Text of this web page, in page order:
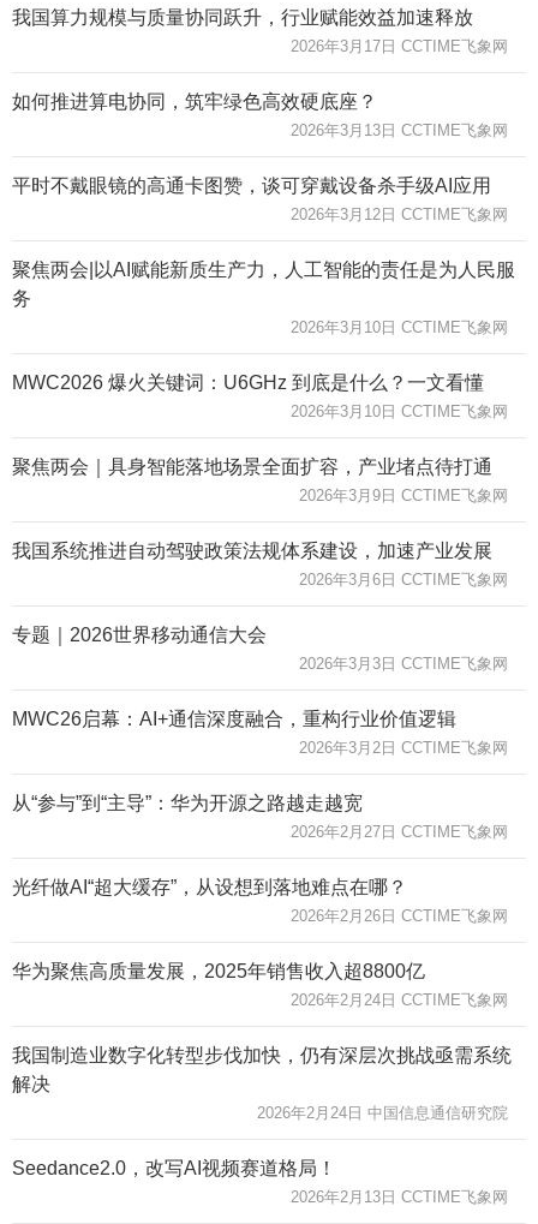
我国算力规模与质量协同跃升，行业赋能效益加速释放
2026年3月17日 CCTIME飞象网
如何推进算电协同，筑牢绿色高效硬底座？
2026年3月13日 CCTIME飞象网
平时不戴眼镜的高通卡图赞，谈可穿戴设备杀手级AI应用
2026年3月12日 CCTIME飞象网
聚焦两会|以AI赋能新质生产力，人工智能的责任是为人民服
务
2026年3月10日 CCTIME飞象网
MWC2026 爆火关键词：U6GHz 到底是什么？一文看懂
2026年3月10日 CCTIME飞象网
聚焦两会｜具身智能落地场景全面扩容，产业堵点待打通
2026年3月9日 CCTIME飞象网
我国系统推进自动驾驶政策法规体系建设，加速产业发展
2026年3月6日 CCTIME飞象网
专题｜2026世界移动通信大会
2026年3月3日 CCTIME飞象网
MWC26启幕：AI+通信深度融合，重构行业价值逻辑
2026年3月2日 CCTIME飞象网
从“参与”到“主导”：华为开源之路越走越宽
2026年2月27日 CCTIME飞象网
光纤做AI“超大缓存”，从设想到落地难点在哪？
2026年2月26日 CCTIME飞象网
华为聚焦高质量发展，2025年销售收入超8800亿
2026年2月24日 CCTIME飞象网
我国制造业数字化转型步伐加快，仍有深层次挑战亟需系统
解决
2026年2月24日 中国信息通信研究院
Seedance2.0，改写AI视频赛道格局！
2026年2月13日 CCTIME飞象网